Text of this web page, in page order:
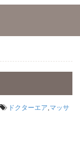
ドクターエア マッサ